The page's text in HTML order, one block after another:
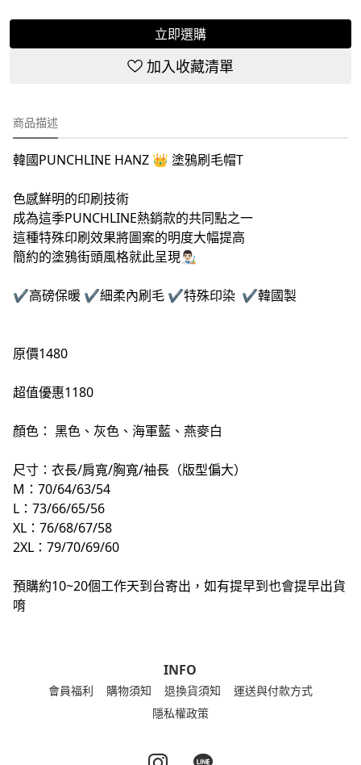
立即選購
加入收藏清單
商品描述
韓國PUNCHLINE HANZ 👑 塗鴉刷毛帽T
色感鮮明的印刷技術
成為這季PUNCHLINE熱銷款的共同點之一
這種特殊印刷效果將圖案的明度大幅提高
簡約的塗鴉街頭風格就此呈現👨🏻‍🎨
✔️高磅保暖 ✔️細柔內刷毛 ✔️特殊印染 ✔️韓國製
原價1480
超值優惠1180
顏色： 黑色、 灰色、海軍藍、燕麥白
尺寸：衣長/肩寬/胸寬/袖長（版型偏大）
M：70/64/63/54
L：73/66/65/56
XL：76/68/67/58
2XL：79/70/69/60
預購約10~20個工作天到台寄出，如有提早到也會提早出貨
唷
INFO
會員福利 購物須知 退換貨須知
運送與付款方式
隱私權政策
Instagram page
Line page